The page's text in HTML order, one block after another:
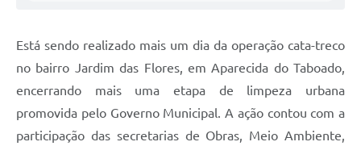
Está sendo realizado mais um dia da operação cata-treco
no bairro Jardim das Flores, em Aparecida do Taboado,
encerrando mais uma etapa de limpeza urbana
promovida pelo Governo Municipal. A ação contou com a
participação das secretarias de Obras, Meio Ambiente,